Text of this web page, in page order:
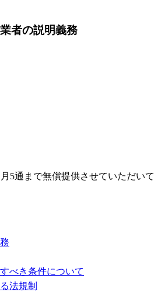
者の説明義務
5通まで無償提供させていただいて
べき条件について
法規制